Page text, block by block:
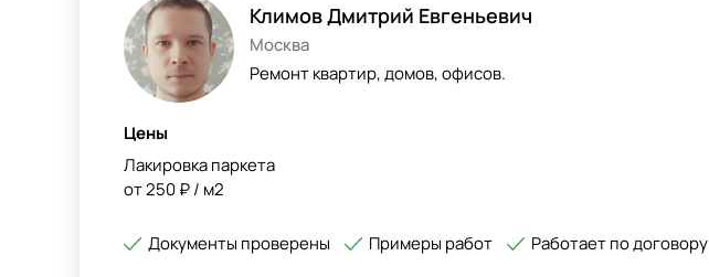
Климов Дмитрий Евгеньевич
Москва
Ремонт квартир, домов, офисов.
Цены
Лакировка паркета
от 250 ₽ / м2
Документы проверены Примеры работ Работает по договору